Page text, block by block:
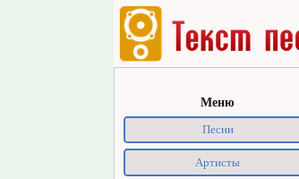
Меню
Песни
Артисты